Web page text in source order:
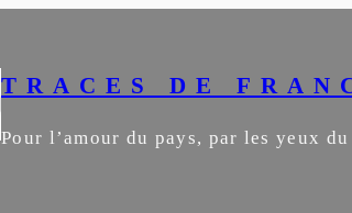
TRACES DE
Pour l’amour du pays, par les yeux du